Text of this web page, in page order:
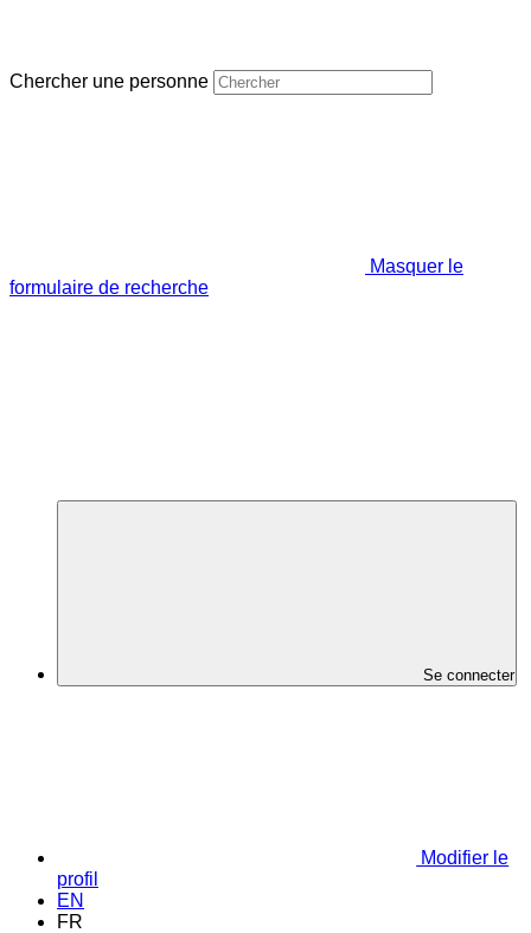
Chercher une personne
Masquer le
formulaire de recherche
Se connecter
Modifier le
profil
EN
FR